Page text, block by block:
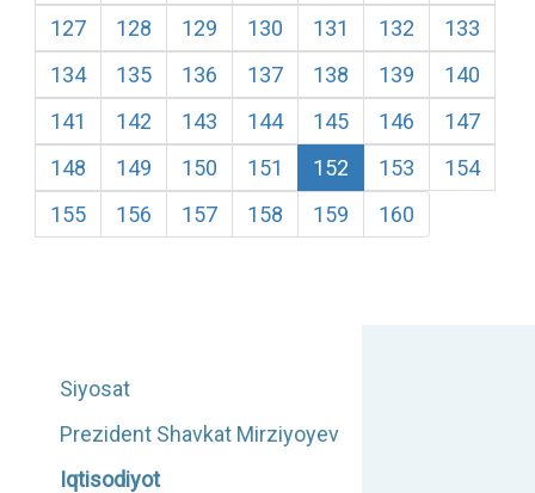
127
128 129 130 131 132
133
134
135 136 137 138 139
140
141
142 143 144 145 146
147
148
149 150 151 152 153
154
155
156 157 158 159 160
Siyosat
Prezident Shavkat Mirziyoyev
Iqtisodiyot